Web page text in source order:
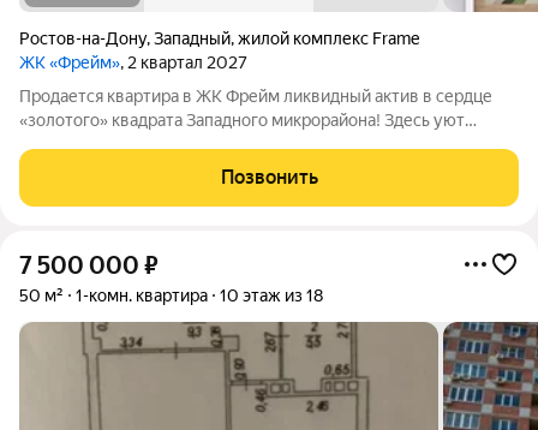
Ростов-на-Дону,Западный,жилой комплекс Frame
ЖК «Фрейм», 2 квартал 2027
Продается квартира в ЖК Фрейм ликвидный актив в сердце
«золотого» квадрата Западного микрорайона! Здесь уют
общественного транспорта.
Позвонить
7 500 000 ₽
50 м² 1-комн. квартира 10 этаж из 18